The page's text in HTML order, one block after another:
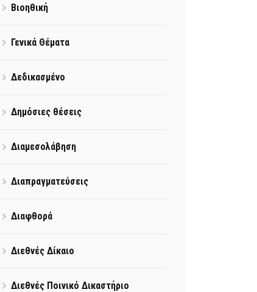
Βιοηθική
Γενικά Θέματα
Δεδικασμένο
Δημόσιες θέσεις
Διαμεσολάβηση
Διαπραγματεύσεις
Διαφθορά
Διεθνές Δίκαιο
Διεθνές Ποινικό Δικαστήριο